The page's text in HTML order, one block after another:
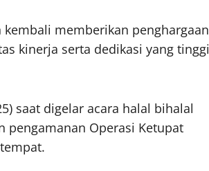
memberikan penghargaan
kinerja serta dedikasi yang tinggi
saat digelar acara halal bihalal
pengamanan Operasi Ketupat